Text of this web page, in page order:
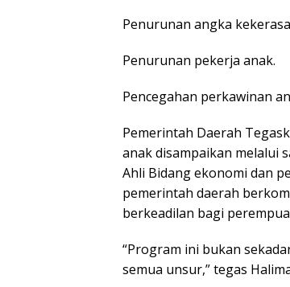
Penurunan angka
Penurunan pekerja anak.
Pencegahan perkawinan
Pemerintah Daerah
anak disampaikan melalui
Ahli Bidang ekonomi dan
pemerintah daerah
berkeadilan bagi
“Program ini bukan
semua unsur,” tegas